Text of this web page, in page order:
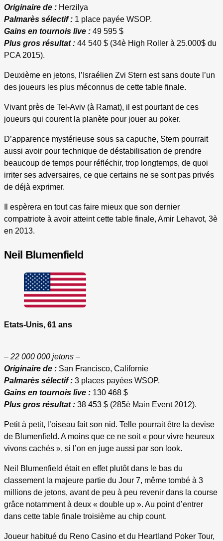
Originaire de : Herzilya
Palmarès sélectif : 1 place payée WSOP.
Gains en tournois live : 49 595 $
Plus gros résultat : 44 540 $ (34è High Roller à 25.000$ du
PCA 2015).
Deuxième en jetons, l’Israélien Zvi Stern est sans doute l’un
des joueurs les plus méconnus de cette table finale.
Vivant près de Tel-Aviv (à Ramat), il est pourtant de ces
joueurs qui courent la planète pour jouer au poker.
D’apparence mystérieuse sous sa capuche, Stern pourrait
aussi avoir pour technique de déstabilisation de prendre
beaucoup de temps pour réfléchir, trop longtemps, de quoi
irriter ses adversaires, ce que certains ne se sont pas privés
de déjà exprimer.
Il espèrera en tout cas faire mieux que son dernier
compatriote à avoir atteint cette table finale, Amir Lehavot, 3è
en 2013.
Neil Blumenfield
Etats-Unis, 61 ans
– 22 000 000 jetons –
Originaire de : San Francisco, Californie
Palmarès sélectif : 3 places payées WSOP.
Gains en tournois live : 130 468 $
Plus gros résultat : 38 453 $ (285è Main Event 2012).
Petit à petit, l’oiseau fait son nid. Telle pourrait être la devise
de Blumenfield. A moins que ce ne soit « pour vivre heureux
vivons cachés », si l’on en juge aussi par son look.
Neil Blumenfield était en effet plutôt dans le bas du
classement la majeure partie du Jour 7, même tombé à 3
millions de jetons, avant de peu à peu revenir dans la course
grâce notamment à deux « double up ». Au point d’entrer
dans cette table finale troisième au chip count.
Joueur habitué du Reno Casino et du Heartland Poker Tour,